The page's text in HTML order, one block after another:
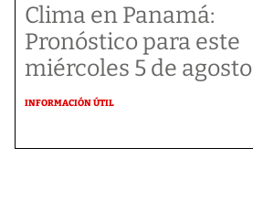
Clima en Panamá:
Pronóstico para este
miércoles 5 de agosto
INFORMACIÓN ÚTIL